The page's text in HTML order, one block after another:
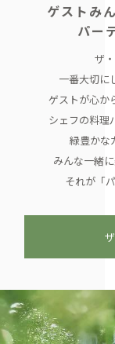
ゲストみ
パー
ザ
一番大切に
ゲストが心か
シェフの料理
緑豊かな
みんな一緒
それが「